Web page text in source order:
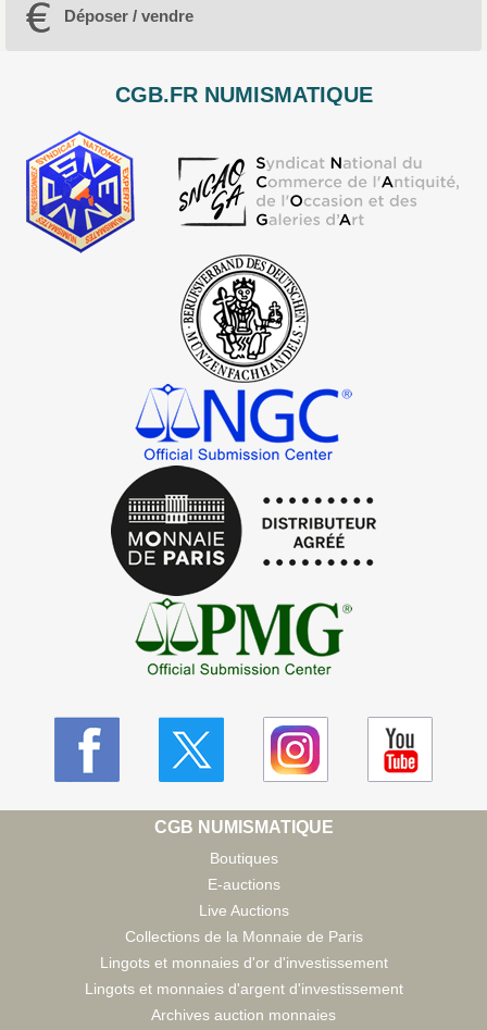
Déposer / vendre
CGB.FR NUMISMATIQUE
CGB NUMISMATIQUE
Boutiques
E-auctions
Live Auctions
Collections de la Monnaie de Paris
Lingots et monnaies d'or d'investissement
Lingots et monnaies d'argent d'investissement
Archives auction monnaies